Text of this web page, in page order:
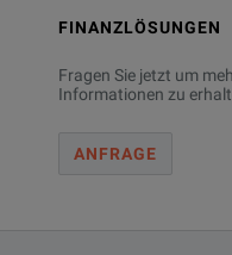
FINANZLÖSUNGEN
Fragen Sie jetzt um
Informationen zu
ANFRAGE